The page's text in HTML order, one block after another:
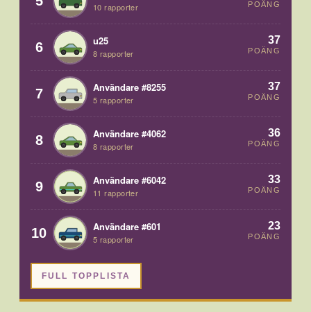
10 rapporter POÄNG
6 u25
8 rapporter
37
POÄNG
7 Användare #8255
5 rapporter
37
POÄNG
8 Användare #4062
8 rapporter
36
POÄNG
9 Användare #6042
11 rapporter
33
POÄNG
10 Användare #601
5 rapporter
23
POÄNG
FULL TOPPLISTA